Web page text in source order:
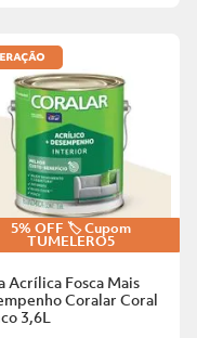
5% OFF 🏷️ Cupom
TUMELERO5
Acrílica Fosca Mais
Coralar Coral
3,6L